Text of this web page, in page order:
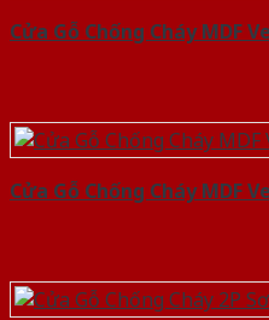
Cửa Gỗ Chống Cháy MDF
Cửa Gỗ Chống Cháy MDF